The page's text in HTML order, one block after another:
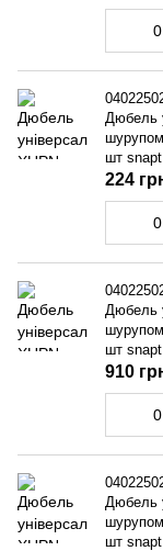
Дюбель
шт snapt
224
Дюбель
шт snapt
910
Дюбель
шт snapt